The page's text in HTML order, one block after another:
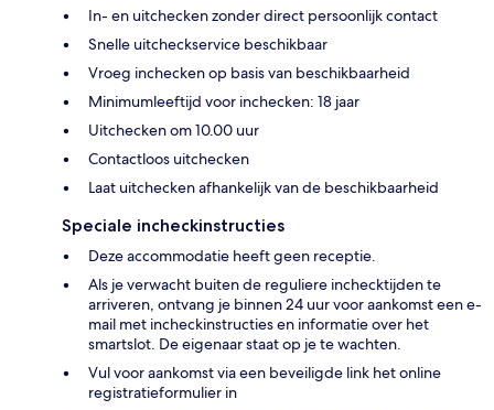
In- en uitchecken zonder direct persoonlijk contact
Snelle uitcheckservice beschikbaar
Vroeg inchecken op basis van beschikbaarheid
Minimumleeftijd voor inchecken: 18 jaar
Uitchecken om 10.00 uur
Contactloos uitchecken
Laat uitchecken afhankelijk van de beschikbaarheid
Speciale incheckinstructies
Deze accommodatie heeft geen receptie.
Als je verwacht buiten de reguliere inchecktijden te
arriveren, ontvang je binnen 24 uur voor aankomst een e-
mail met incheckinstructies en informatie over het
smartslot. De eigenaar staat op je te wachten.
Vul voor aankomst via een beveiligde link het online
registratieformulier in